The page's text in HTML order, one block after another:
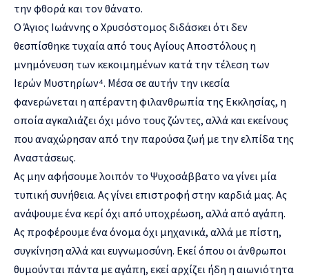
την φθορά και τον θάνατο.
Ο Άγιος Ιωάννης ο Χρυσόστομος διδάσκει ότι δεν
θεσπίσθηκε τυχαία από τους Αγίους Αποστόλους η
μνημόνευση των κεκοιμημένων κατά την τέλεση των
Ιερών Μυστηρίων⁴. Μέσα σε αυτήν την ικεσία
φανερώνεται η απέραντη φιλανθρωπία της Εκκλησίας, η
οποία αγκαλιάζει όχι μόνο τους ζώντες, αλλά και εκείνους
που αναχώρησαν από την παρούσα ζωή με την ελπίδα της
Αναστάσεως.
Ας μην αφήσουμε λοιπόν το Ψυχοσάββατο να γίνει μία
τυπική συνήθεια. Ας γίνει επιστροφή στην καρδιά μας. Ας
ανάψουμε ένα κερί όχι από υποχρέωση, αλλά από αγάπη.
Ας προφέρουμε ένα όνομα όχι μηχανικά, αλλά με πίστη,
συγκίνηση αλλά και ευγνωμοσύνη. Εκεί όπου οι άνθρωποι
θυμούνται πάντα με αγάπη, εκεί αρχίζει ήδη η αιωνιότητα